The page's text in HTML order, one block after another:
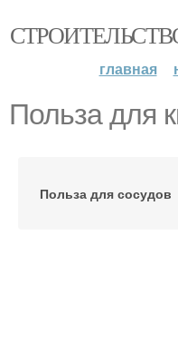
главная
Польза для
Польза для сосудов